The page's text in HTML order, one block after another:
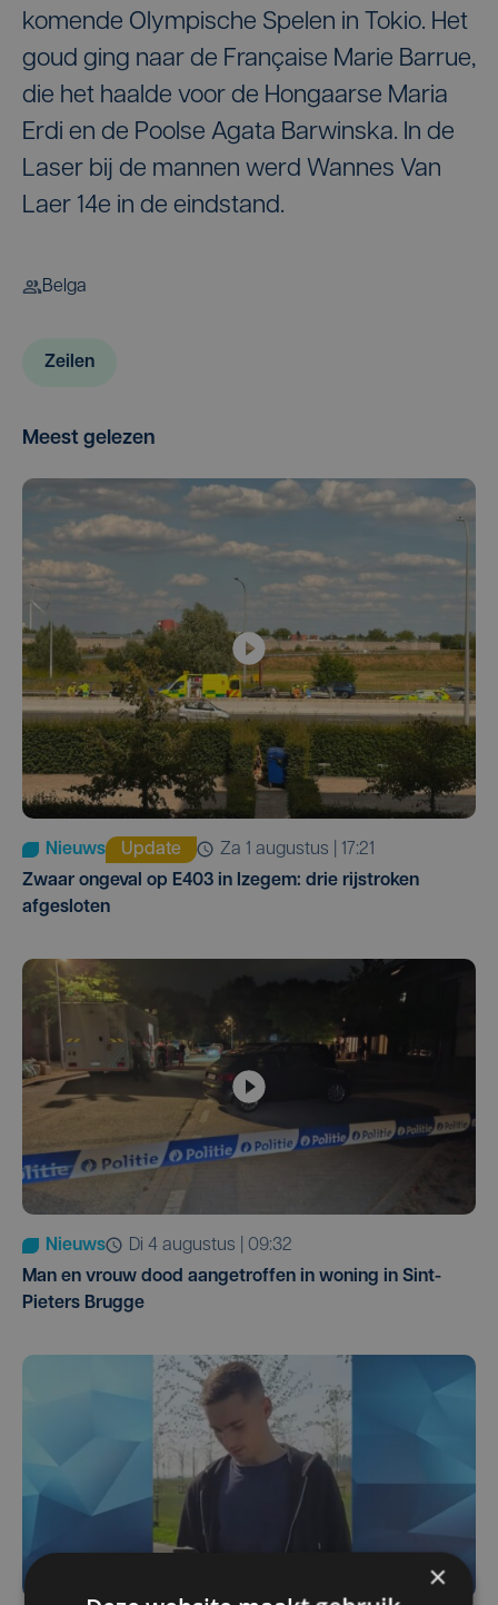
komende Olympische Spelen in Tokio. Het
goud ging naar de Française Marie Barrue,
die het haalde voor de Hongaarse Maria
Erdi en de Poolse Agata Barwinska. In de
Laser bij de mannen werd Wannes Van
Laer 14e in de eindstand.
Belga
Zeilen
Meest gelezen
Nieuws Update
za 1 augustus | 17:21
Zwaar ongeval op E403 in Izegem: drie rijstroken
afgesloten
Nieuws
di 4 augustus | 09:32
Man en vrouw dood aangetroffen in woning in Sint-
Pieters Brugge
×